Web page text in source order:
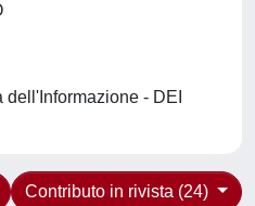
dell'Informazione - DEI
Contributo in rivista (24)